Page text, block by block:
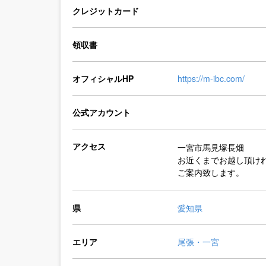
クレジットカード
領収書
オフィシャルHP https://m-ibc.com/
公式アカウント
アクセス
一宮市馬見塚長畑
お近くまでお越し頂け
ご案内致します。
県 愛知県
エリア 尾張・一宮